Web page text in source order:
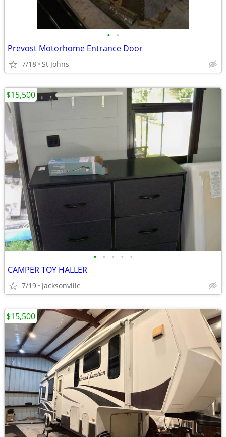
• •
Prevost Motorhome Entrance Door
7/18 St Johns
• • • • •
CAMPER TOY HALLER
7/19 Jacksonville
$15,500
$15,500